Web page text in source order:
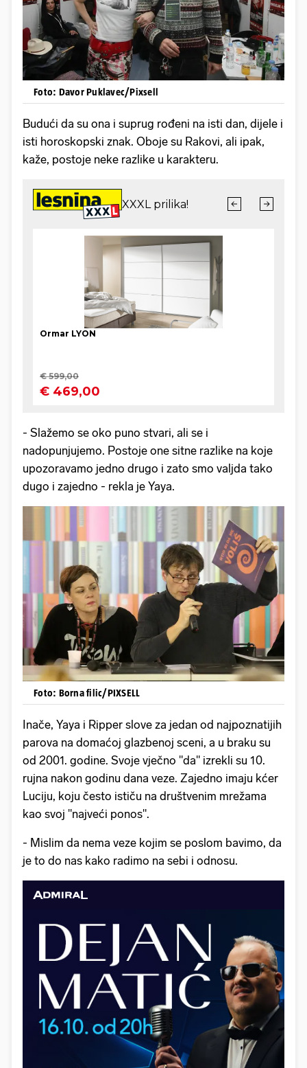
Foto: Davor Puklavec/Pixsell
Budući da su ona i suprug rođeni na isti dan, dijele i
isti horoskopski znak. Oboje su Rakovi, ali ipak,
kaže, postoje neke razlike u karakteru.
- Slažemo se oko puno stvari, ali se i
nadopunjujemo. Postoje one sitne razlike na koje
upozoravamo jedno drugo i zato smo valjda tako
dugo i zajedno - rekla je Yaya.
Foto: Borna filic/PIXSELL
Inače, Yaya i Ripper slove za jedan od najpoznatijih
parova na domaćoj glazbenoj sceni, a u braku su
od 2001. godine. Svoje vječno "da" izrekli su 10.
rujna nakon godinu dana veze. Zajedno imaju kćer
Luciju, koju često ističu na društvenim mrežama
kao svoj "najveći ponos".
- Mislim da nema veze kojim se poslom bavimo, da
je to do nas kako radimo na sebi i odnosu.